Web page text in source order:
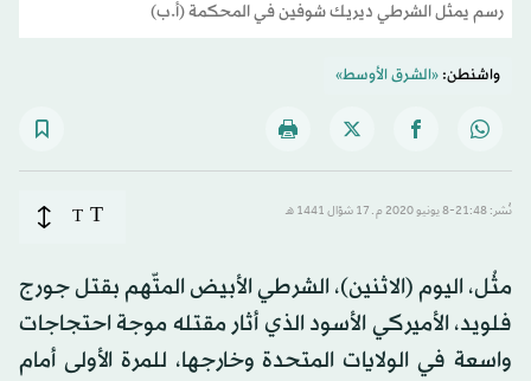
رسم يمثل الشرطي ديريك شوفين في المحكمة (أ.ب)
واشنطن:«الشرق الأوسط»
نُشر: 21:48-8 يونيو 2020 م ـ 17 شوّال 1441 هـ T
T
مثُل، اليوم (الاثنين)، الشرطي الأبيض المتّهم بقتل جورج
فلويد، الأميركي الأسود الذي أثار مقتله موجة احتجاجات
واسعة في الولايات المتحدة وخارجها، للمرة الأولى أمام